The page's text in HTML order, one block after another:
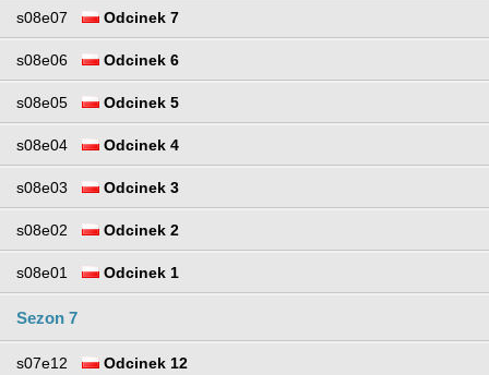
s08e07 Odcinek 7
s08e06 Odcinek 6
s08e05 Odcinek 5
s08e04 Odcinek 4
s08e03 Odcinek 3
s08e02 Odcinek 2
s08e01 Odcinek 1
Sezon 7
s07e12 Odcinek 12